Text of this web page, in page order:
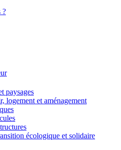
?
paysages
logement et aménagement
écologique et solidaire